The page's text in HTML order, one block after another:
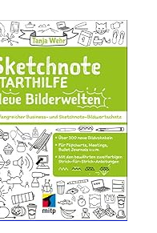
rss
email-
form
github